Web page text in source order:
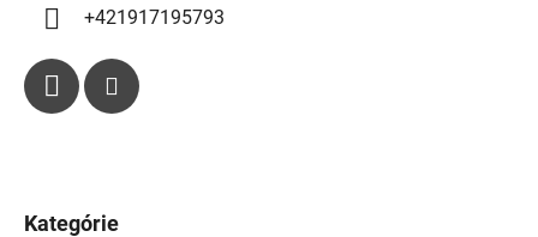
+421917195793
Kategórie